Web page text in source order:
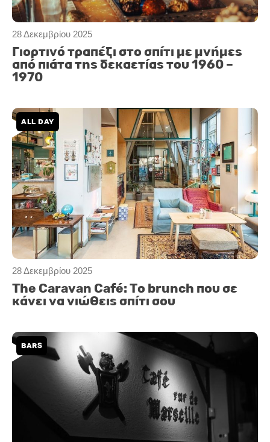
28 Δεκεμβρίου 2025
Γιορτινό τραπέζι στο σπίτι με μνήμες
από πιάτα της δεκαετίας του 1960 –
1970
28 Δεκεμβρίου 2025
ALL DAY
The Caravan Café: Το brunch που σε
κάνει να νιώθεις σπίτι σου
BARS